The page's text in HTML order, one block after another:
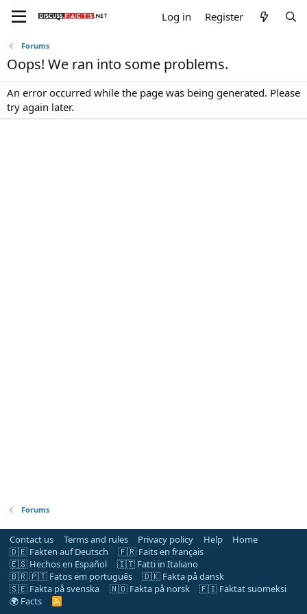
Log in Register
Forums
Oops! We ran into some problems.
An error occurred while the page was being generated. Please
try again later.
Forums
Contact us Terms and rules Privacy policy Help
Home
🇩🇪 Fakten auf Deutsch
🇫🇷 Faits en français
🇪🇸 Hechos en Español
🇮🇹 Fatti in Italiano
🇧🇷 🇵🇹 Fatos em português
🇩🇰 Fakta på dansk
🇸🇪 Fakta på svenska
🇳🇴 Fakta på norsk
🇫🇮 Faktat suomeksi
🌍 Facts
R